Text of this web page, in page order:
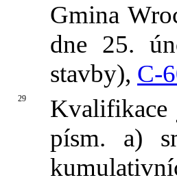
Gmina
dne 25.
stavby),
29
Kvalifikace
písm. a)